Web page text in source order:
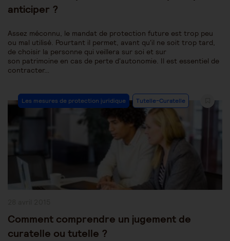
anticiper ?
Assez méconnu, le mandat de protection future est trop peu
ou mal utilisé. Pourtant il permet, avant qu'il ne soit trop tard,
de choisir la personne qui veillera sur soi et sur
son patrimoine en cas de perte d'autonomie. Il est essentiel de
contracter…
Post
Category:
Les mesures de protection juridique Tutelle-Curatelle
Comment comprendre un jugement de
curatelle ou tutelle ?